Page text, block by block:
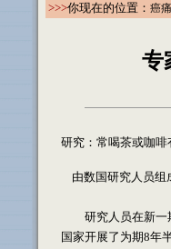
>>>你现在的位置： 癌
专
研究：常喝茶或咖啡
由数国研究人员组
研究人员在新一期
国家开展了为期8年